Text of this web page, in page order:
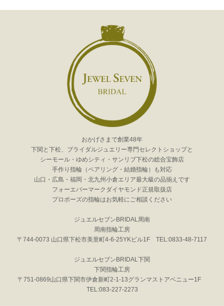
おかげさまで創業48年
下関と下松、ブライダルジュエリー専門セレクトショップと
シーモール・ゆめシティ・サンリブ下松の総合宝飾店
手作り指輪（ペアリング・結婚指輪）も対応
山口・広島・福岡・北九州小倉エリア最大級の品揃えです
フォーエバーマークダイヤモンド正規取扱店
プロポーズの指輪はお気軽にご相談ください
ジュエルセブンBRIDAL周南
周南指輪工房
〒744-0073 山口県下松市美里町4-6-25YKビル1F TEL:0833-48-7117
ジュエルセブンBRIDAL下関
下関指輪工房
〒751-0869山口県下関市伊倉新町2-1-13グランマストアベニュー1F
TEL:083-227-2273